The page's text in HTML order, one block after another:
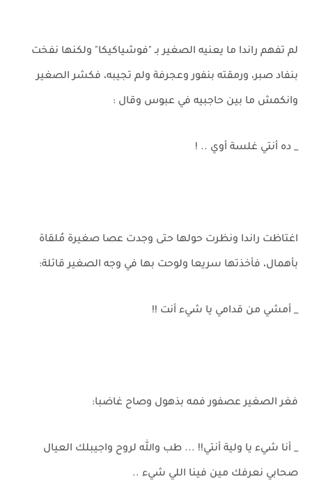
لم تفهم راندا ما يعنيه الصغير بـ "فوشياكيكا" ولكنها نفخت
بنفاد صبر، ورمقته بنفور وعجرفة ولم تجيبه، فكشر الصغير
وانكمش ما بين حاجبيه في عبوس وقال :
_ ده أنتي غلسة أوي .. !
اغتاظت راندا ونظرت حولها حتى وجدت عصا صغيرة مُلقاة
بأهمال، فأخذتها سريعا ولوحت بها في وجه الصغير قائلة:
_ أمشي من قدامي يا شيء أنت !!
فغر الصغير عصفور فمه بذهول وصاح غاضبا:
_ أنا شيء يا ولية أنتي!! ... طب والله لروح واجيبلك العيال
صحابي نعرفك مين فينا اللي شيء ..